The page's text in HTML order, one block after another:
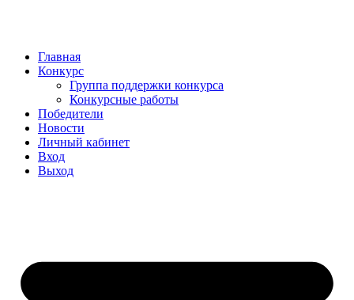
Главная
Конкурс
Группа поддержки конкурса
Конкурсные работы
Победители
Новости
Личный кабинет
Вход
Выход